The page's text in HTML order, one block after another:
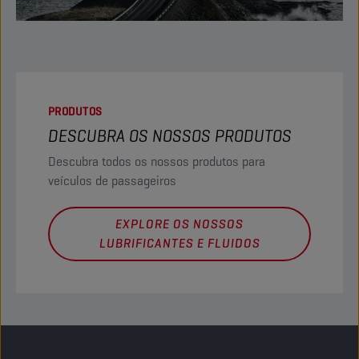
PRODUTOS
DESCUBRA OS NOSSOS PRODUTOS
Descubra todos os nossos produtos para
veículos de passageiros
EXPLORE OS NOSSOS
LUBRIFICANTES E FLUIDOS